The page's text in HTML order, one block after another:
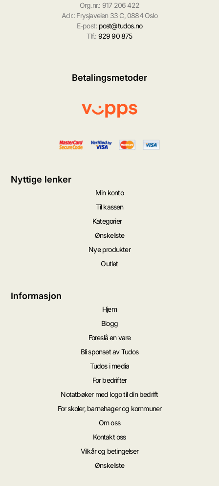
Org.nr.: 917 206 422
Adr.: Frysjaveien 33 C, 0884 Oslo
E-post: post@tudos.no
Tlf.: 929 90 875
Betalingsmetoder
Nyttige lenker
Min konto
Til kassen
Kategorier
Ønskeliste
Nye produkter
Outlet
Informasjon
Hjem
Blogg
Foreslå en vare
Bli sponset av Tudos
Tudos i media
For bedrifter
Notatbøker med logo til din bedrift
For skoler, barnehager og kommuner
Om oss
Kontakt oss
Vilkår og betingelser
Ønskeliste